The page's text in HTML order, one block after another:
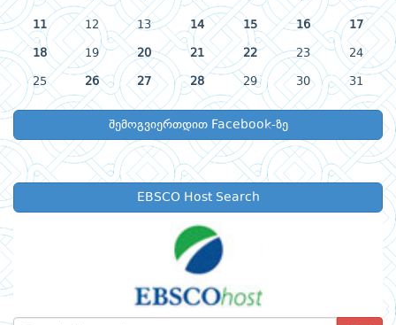
11 12 13 14 15 16 17
18 19 20 21 22 23 24
25 26 27 28 29 30 31
შემოგვიერთდით Facebook-ზე
EBSCO Host Search